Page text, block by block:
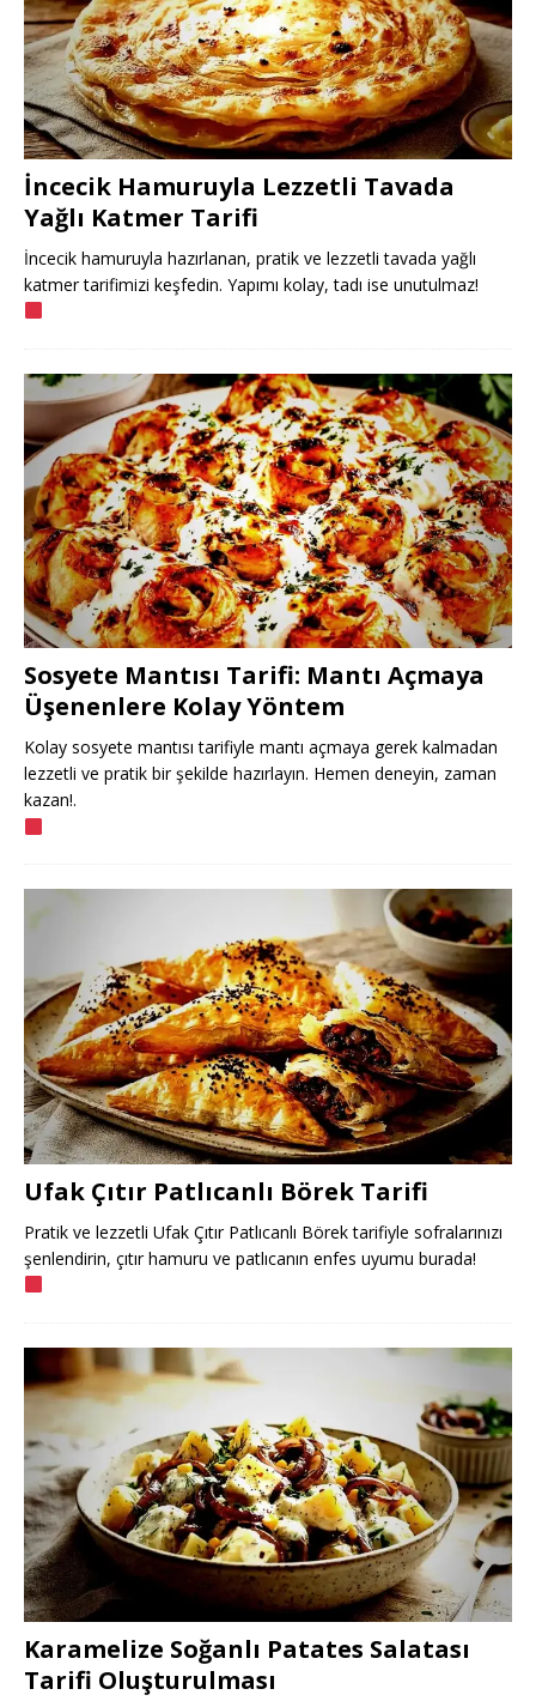
İncecik Hamuruyla Lezzetli Tavada
Yağlı Katmer Tarifi
İncecik hamuruyla hazırlanan, pratik ve lezzetli tavada yağlı
katmer tarifimizi keşfedin. Yapımı kolay, tadı ise unutulmaz!
Sosyete Mantısı Tarifi: Mantı Açmaya
Üşenenlere Kolay Yöntem
Kolay sosyete mantısı tarifiyle mantı açmaya gerek kalmadan
lezzetli ve pratik bir şekilde hazırlayın. Hemen deneyin, zaman
kazan!.
Ufak Çıtır Patlıcanlı Börek Tarifi
Pratik ve lezzetli Ufak Çıtır Patlıcanlı Börek tarifiyle sofralarınızı
şenlendirin, çıtır hamuru ve patlıcanın enfes uyumu burada!
Karamelize Soğanlı Patates Salatası
Tarifi Oluşturulması